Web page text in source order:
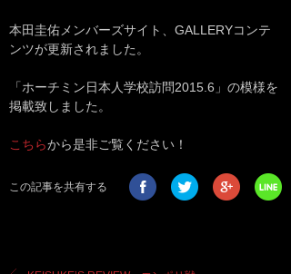
本田圭佑メンバーズサイト、GALLERYコンテ
ンツが更新されました。
「ホーチミン日本人学校訪問2015.6」の模様を
掲載致しました。
こちらから是非ご覧ください！
この記事を共有する